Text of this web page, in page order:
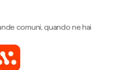
comuni, quando ne hai